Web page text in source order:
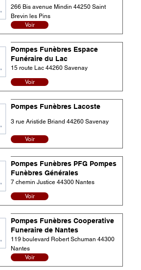
266 Bis avenue Mindin 44250 Saint
Brevin les Pins
Voir
Pompes Funèbres Espace
Funéraire du Lac
15 route Lac 44260 Savenay
Voir
Pompes Funèbres Lacoste
3 rue Aristide Briand 44260 Savenay
Voir
Pompes Funèbres PFG Pompes
Funèbres Générales
7 chemin Justice 44300 Nantes
Voir
Pompes Funèbres Cooperative
Funeraire de Nantes
119 boulevard Robert Schuman 44300
Nantes
Voir